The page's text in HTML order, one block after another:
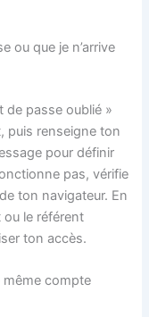
ou que je n’arrive
de passe oublié »
puis renseigne ton
pour définir
pas, vérifie
ton navigateur. En
le référent
ton accès.
même compte